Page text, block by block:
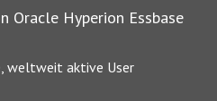
Oracle Hyperion Essbase
weltweit aktive User